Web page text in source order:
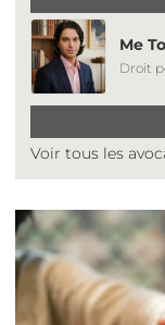
Me
Droit
Voir tous les